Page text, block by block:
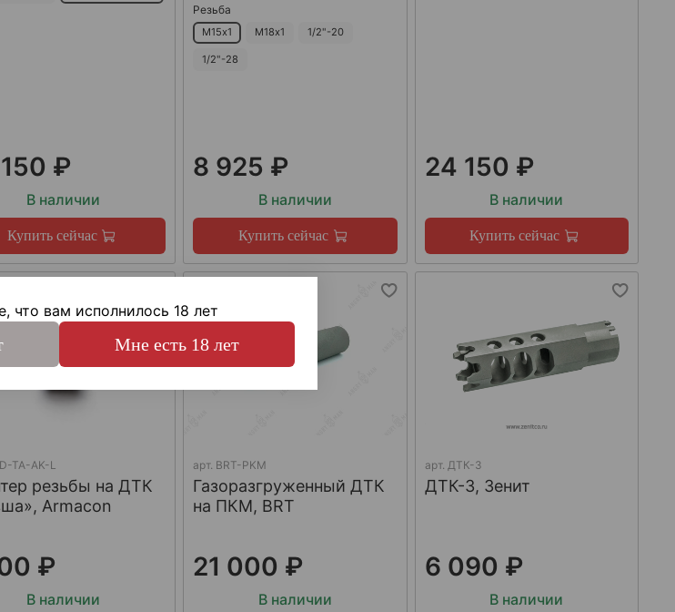
₽
В наличии
Купить сейчас
Резьба
М15х1 М18х1 1/2"-20
1/2"-28
8 925 ₽
В наличии
Купить сейчас
24 150 ₽
В наличии
Купить сейчас
TA-AK-L
резьбы на ДТК
Armacon
₽
В наличии
арт. BRT-PKM
Газоразгруженный ДТК
на ПКМ, BRT
21 000 ₽
В наличии
арт. ДТК-3
ДТК-3, Зенит
6 090 ₽
В наличии
что вам исполнилось 18 лет
Мне есть 18 лет